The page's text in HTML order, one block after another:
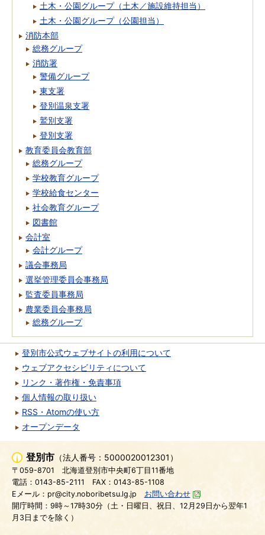
土木・公園グループ（土木／施設維持担当）
土木・公園グループ（公園担当）
消防本部
総務グループ
消防署
警備グループ
東支署
登別温泉支署
鷲別支署
登別支署
教育委員会教育部
総務グループ
学校教育グループ
学校給食センター
社会教育グループ
図書館
会計室
会計グループ
議会事務局
選挙管理委員会事務局
監査委員事務局
農業委員会事務局
総務グループ
登別市公式ウェブサイトの利用について
ウェブアクセシビリティについて
リンク・著作権・免責事項
個人情報の取り扱い
RSS・Atomの使い方
オープンデータ
登別市 （法人番号：5000020012301）
〒059-8701
北海道登別市中央町6丁目11番地
電話：0143-85-2111
FAX：0143-85-1108
Eメール：pr@city.noboribetsu.lg.jp
お問い合わせ
開庁時間：9時～17時30分（土・日曜日、祝日、12月29日から翌年1
月3日までを除く）